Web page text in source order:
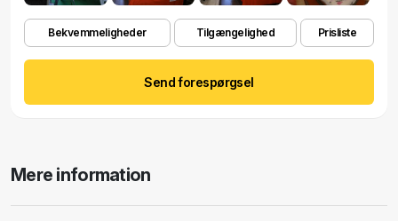
Bekvemmeligheder Tilgængelighed Prisliste
Send forespørgsel
Mere information